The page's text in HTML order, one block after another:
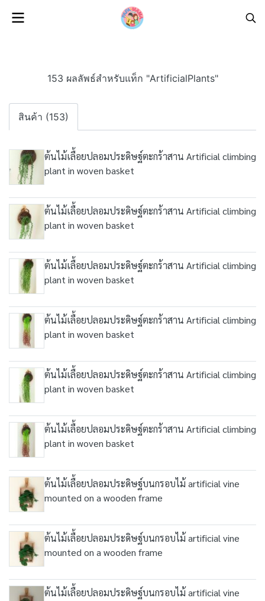
153 ผลลัพธ์สำหรับแท็ก "ArtificialPlants"
สินค้า (153)
ต้นไม้เลื้อยปลอมประดิษฐ์ตะกร้าสาน Artificial climbing
plant in woven basket
ต้นไม้เลื้อยปลอมประดิษฐ์ตะกร้าสาน Artificial climbing
plant in woven basket
ต้นไม้เลื้อยปลอมประดิษฐ์ตะกร้าสาน Artificial climbing
plant in woven basket
ต้นไม้เลื้อยปลอมประดิษฐ์ตะกร้าสาน Artificial climbing
plant in woven basket
ต้นไม้เลื้อยปลอมประดิษฐ์ตะกร้าสาน Artificial climbing
plant in woven basket
ต้นไม้เลื้อยปลอมประดิษฐ์ตะกร้าสาน Artificial climbing
plant in woven basket
ต้นไม้เลื้อยปลอมประดิษฐ์บนกรอบไม้ artificial vine
mounted on a wooden frame
ต้นไม้เลื้อยปลอมประดิษฐ์บนกรอบไม้ artificial vine
mounted on a wooden frame
ต้นไม้เลื้อยปลอมประดิษฐ์บนกรอบไม้ artificial vine